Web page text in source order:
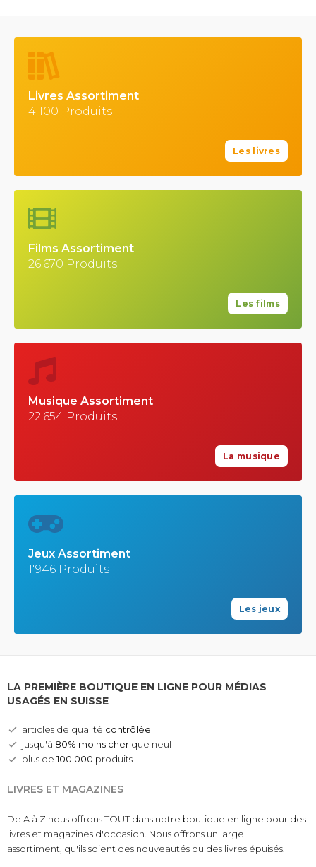
Livres Assortiment
4'100 Produits
Les livres
Films Assortiment
26'670 Produits
Les films
Musique Assortiment
22'654 Produits
La musique
Jeux Assortiment
1'946 Produits
Les jeux
LA PREMIÈRE BOUTIQUE EN LIGNE POUR MÉDIAS
USAGÉS EN SUISSE
articles de qualité contrôlée
jusqu'à 80% moins cher que neuf
plus de100'000 produits
LIVRES ET MAGAZINES
De A à Z nous offrons TOUT dans notre boutique en ligne pour des
livres et magazines d'occasion. Nous offrons un large
assortiment, qu'ils soient des nouveautés ou des livres épuisés.